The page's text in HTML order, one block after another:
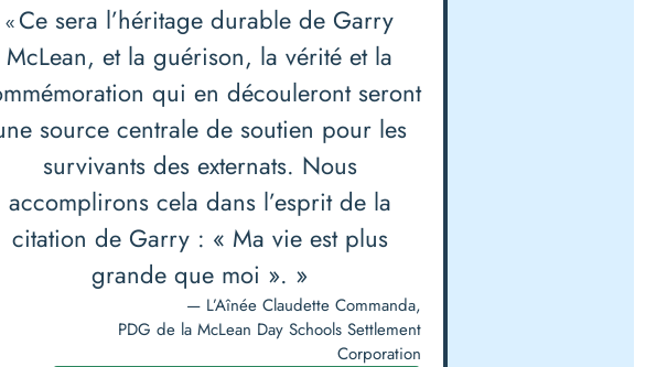
« Ce sera l’héritage durable de Garry
McLean, et la guérison, la vérité et la
qui en découleront seront
source centrale de soutien pour les
survivants des externats. Nous
accomplirons cela dans l’esprit de la
citation de Garry : « Ma vie est plus
grande que moi ». »
— L’Aînée Claudette Commanda,
PDG de la McLean Day Schools Settlement
Corporation